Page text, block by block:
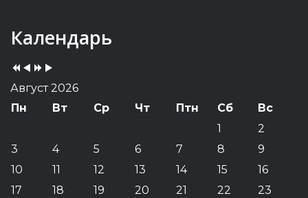
Календарь
Previous
Year
Previous
Month
YearMonth
Август 2026
Пн
Вт Ср Чт Птн Сб
Вс
1
2
3
4 5 6 7 8
9
10
11 12 13 14 15
16
17
18 19 20 21 22 23